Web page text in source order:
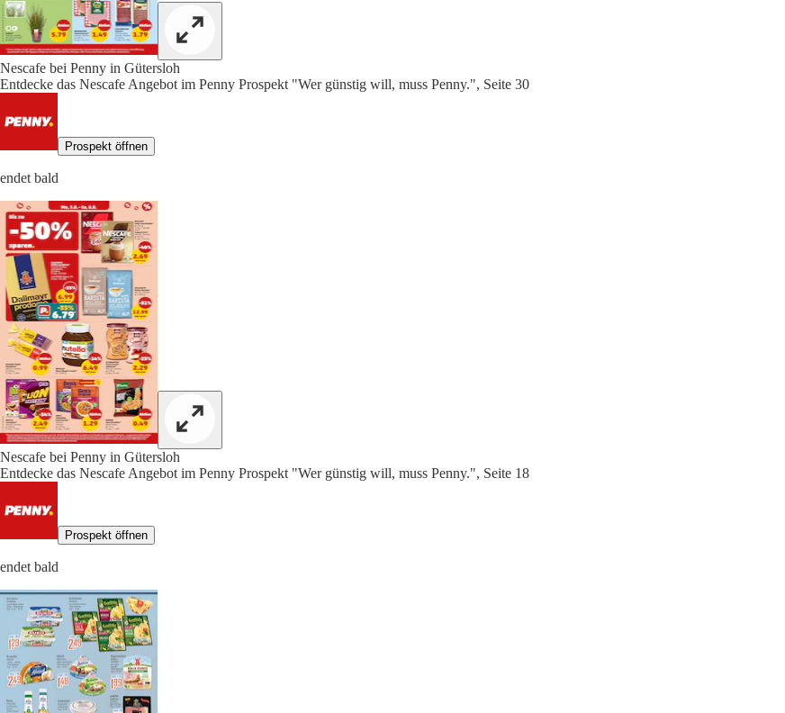
Nescafe bei Penny in Gütersloh
Entdecke das Nescafe Angebot im Penny Prospekt "Wer günstig will, muss Penny.", Seite 30
Prospekt öffnen
endet bald
Nescafe bei Penny in Gütersloh
Entdecke das Nescafe Angebot im Penny Prospekt "Wer günstig will, muss Penny.", Seite 18
Prospekt öffnen
endet bald